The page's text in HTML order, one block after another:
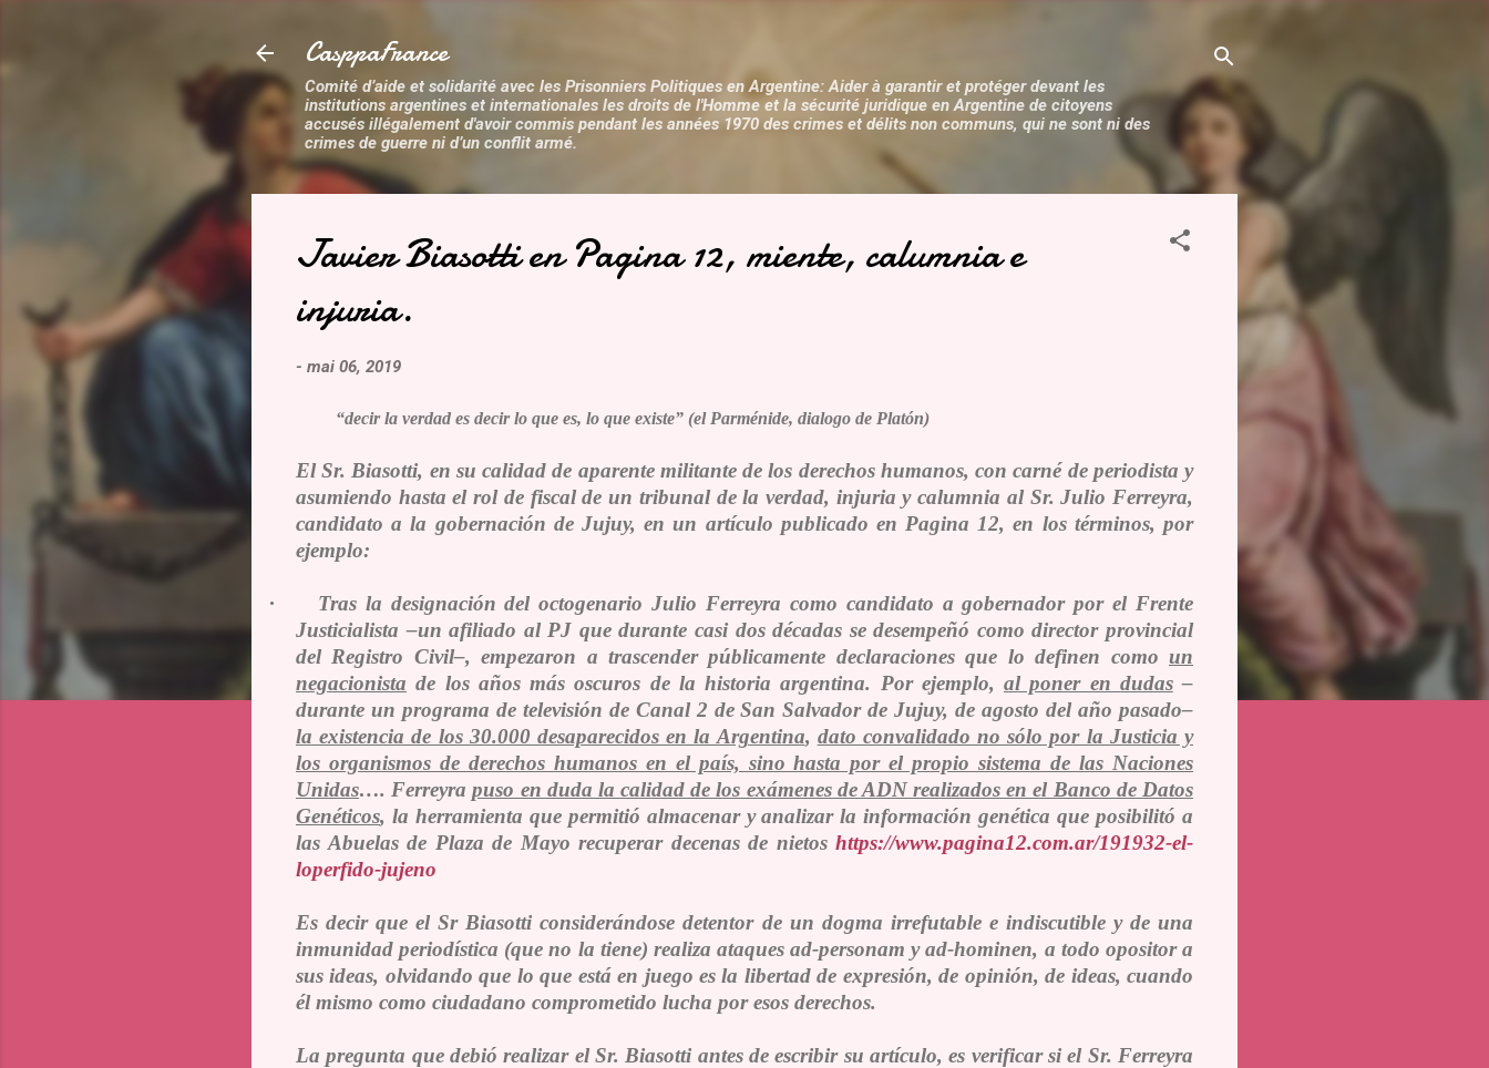
CasppaFrance
Comité d’aide et solidarité avec les Prisonniers Politiques en Argentine: Aider à garantir et protéger devant les
institutions argentines et internationales les droits de l'Homme et la sécurité juridique en Argentine de citoyens
accusés illégalement d'avoir commis pendant les années 1970 des crimes et délits non communs, qui ne sont ni des
crimes de guerre ni d’un conflit armé.
Javier Biasotti en Pagina 12, miente, calumnia e
injuria.
- mai 06, 2019
“decir la verdad es decir lo que es, lo que existe” (el Parménide, dialogo de Platón)
El Sr. Biasotti, en su calidad de aparente militante de los derechos humanos, con carné de periodista y
asumiendo hasta el rol de fiscal de un tribunal de la verdad, injuria y calumnia al Sr. Julio Ferreyra,
candidato a la gobernación de Jujuy, en un artículo publicado en Pagina 12, en los términos, por
ejemplo:
·
Tras la designación del octogenario Julio Ferreyra como candidato a gobernador por el Frente
Justicialista –un afiliado al PJ que durante casi dos décadas se desempeñó como director provincial
del Registro Civil–, empezaron a trascender públicamente declaraciones que lo definen como un
negacionista de los años más oscuros de la historia argentina. Por ejemplo, al poner en dudas–
durante un programa de televisión de Canal 2 de San Salvador de Jujuy, de agosto del año pasado–
la existencia de los 30.000 desaparecidos en la Argentina, dato convalidado no sólo por la Justicia y
los organismos de derechos humanos en el país, sino hasta por el propio sistema de las Naciones
Unidas…. Ferreyrapuso en duda la calidad de los exámenes de ADN realizados en el Banco de Datos
Genéticos, la herramienta que permitió almacenar y analizar la información genética que posibilitó a
las Abuelas de Plaza de Mayo recuperar decenas de nietos https://www.pagina12.com.ar/191932-el-
loperfido-jujeno
Es decir que el Sr Biasotti considerándose detentor de un dogma irrefutable e indiscutible y de una
inmunidad periodística (que no la tiene) realiza ataquesad-personam yad-hominen, a todo opositor a
sus ideas, olvidando que lo que está en juego es la libertad de expresión, de opinión, de ideas, cuando
él mismo como ciudadano comprometido lucha por esos derechos.
La pregunta que debió realizar el Sr. Biasotti antes de escribir su artículo, es verificar si el Sr. Ferreyra